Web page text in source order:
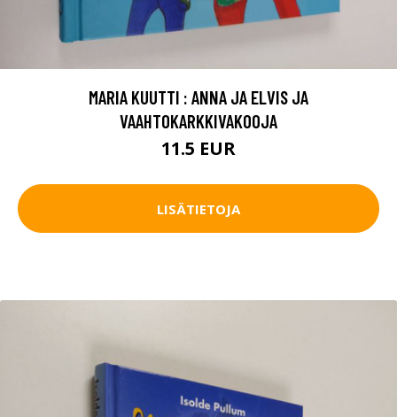
MARIA KUUTTI : ANNA JA ELVIS JA
VAAHTOKARKKIVAKOOJA
11.5 EUR
LISÄTIETOJA